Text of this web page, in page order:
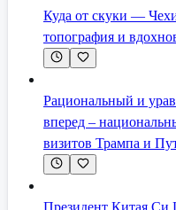
Куда от скуки —
топография и
Рациональный и
вперед –
визитов Трампа и
Президент Китая Си